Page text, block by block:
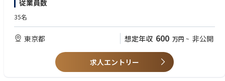
・販路拡大にあたるアライアンスセールス立案～実行
└既存パートナーとの関係性強化促進にあたる戦略実行
└新規パートナー先の選定、開拓
・上記実行にあたるオペレーションの効果検証および効率化の推進
▼本ポジションの特徴
今回募集する「市場開発本部」は新規市場開拓、既存戦略の最適化を目指
▼風土
年齢・年次・性別など関係なくフラットな組織です
やりきる力に長けたリクルート出身者も多数在籍
さん付けや誰にでも丁寧語など定着しております
フラット・オープン・リスペクトが行動規範にあります
・組織マネジメント経験
・事業企画/KPI立案～実行経験
【歓迎要件】
・サービスやプロダクトの企画や運営経験
・ご自身で考えた施策により事業を牽引された経験
・チーム戦思考のかた
・歯科・美容・医療系に関心がある方
従業員数
35名
東京都 想定年収 600 万円 ~ 非公開
求人エントリー